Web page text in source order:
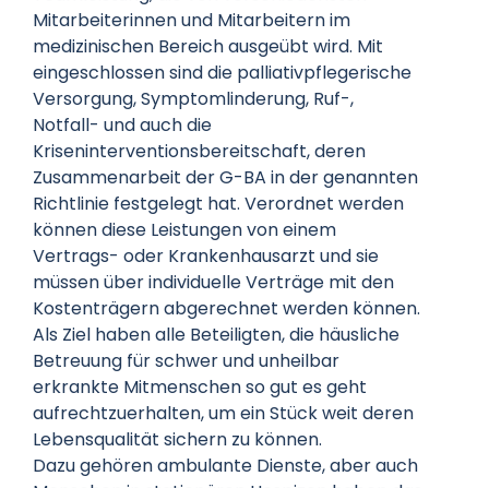
Mitarbeiterinnen und Mitarbeitern im
medizinischen Bereich ausgeübt wird. Mit
eingeschlossen sind die palliativpflegerische
Versorgung, Symptomlinderung, Ruf-,
Notfall- und auch die
Kriseninterventionsbereitschaft, deren
Zusammenarbeit der G-BA in der genannten
Richtlinie festgelegt hat. Verordnet werden
können diese Leistungen von einem
Vertrags- oder Krankenhausarzt und sie
müssen über individuelle Verträge mit den
Kostenträgern abgerechnet werden können.
Als Ziel haben alle Beteiligten, die häusliche
Betreuung für schwer und unheilbar
erkrankte Mitmenschen so gut es geht
aufrechtzuerhalten, um ein Stück weit deren
Lebensqualität sichern zu können.
Dazu gehören ambulante Dienste, aber auch